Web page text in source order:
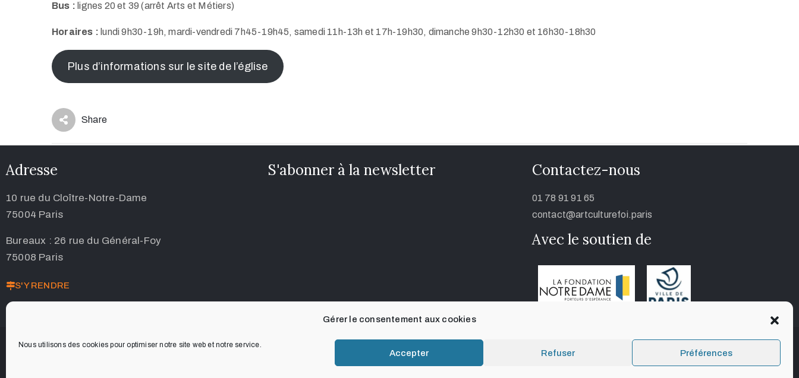
Gérer le consentement aux cookies
Nous utilisons des cookies pour optimiser notre site web et notre service.
Accepter Refuser Préférences
Bus : lignes 20 et 39 (arrêt Arts et Métiers)
Horaires : lundi 9h30-19h, mardi-vendredi 7h45-19h45, samedi 11h-13h et 17h-19h30, dimanche 9h30-12h30 et 16h30-18h30
Plus d’informations sur le site de l’église
Share
Adresse
10 rue du Cloître-Notre-Dame
75004 Paris
Bureaux : 26 rue du Général-Foy
75008 Paris
S'Y RENDRE
S'abonner à la newsletter Contactez-nous
01 78 91 91 65
contact@artculturefoi.paris
Avec le soutien de